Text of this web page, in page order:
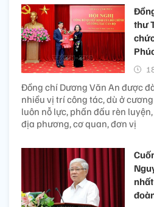
thư
Đồng chí Dương Văn An được
nhiều vị trí công tác, dù ở
luôn nỗ lực, phấn đấu rèn
địa phương, cơ quan, đơn vị